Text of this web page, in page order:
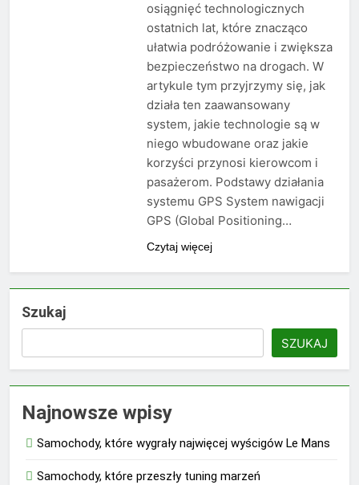
osiągnięć technologicznych
ostatnich lat, które znacząco
ułatwia podróżowanie i zwiększa
bezpieczeństwo na drogach. W
artykule tym przyjrzymy się, jak
działa ten zaawansowany
system, jakie technologie są w
niego wbudowane oraz jakie
korzyści przynosi kierowcom i
pasażerom. Podstawy działania
systemu GPS System nawigacji
GPS (Global Positioning…
Czytaj więcej
Szukaj
SZUKAJ
Najnowsze wpisy
Samochody, które wygrały najwięcej wyścigów Le Mans
Samochody, które przeszły tuning marzeń